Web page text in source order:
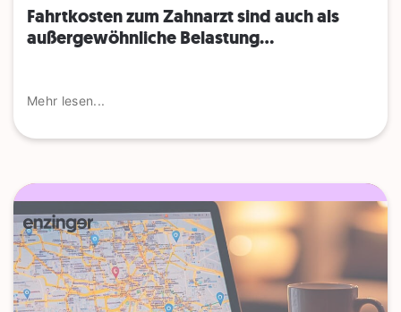
Fahrtkosten zum Zahnarzt sind auch als
außergewöhnliche Belastung...
Mehr lesen...